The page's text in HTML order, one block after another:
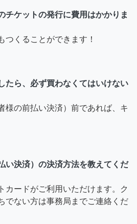
チケットの発行に費用はかかりま
つくることができます！
たら、必ず買わなくてはいけない
様の前払い決済）前であれば、キ
い決済）の決済方法を教えてくだ
カードがご利用いただけます。ク
でない方は事務局までご連絡くだ